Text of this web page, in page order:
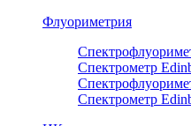
Флуориметрия
Спектрометр
Спектрометр